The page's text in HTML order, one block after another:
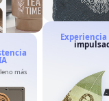
más